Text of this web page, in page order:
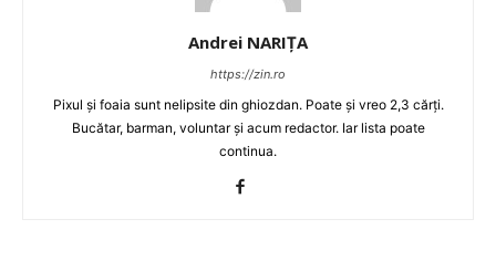
Andrei NARIȚA
https://zin.ro
Pixul și foaia sunt nelipsite din ghiozdan. Poate și vreo 2,3 cărți.
Bucătar, barman, voluntar și acum redactor. Iar lista poate
continua.